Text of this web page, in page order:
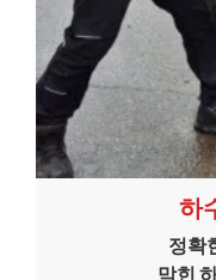
하
정확